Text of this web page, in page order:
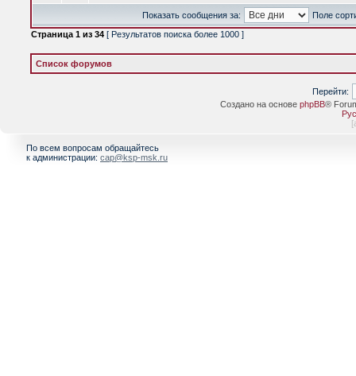
Показать сообщения за:
Поле
Страница 1 из 34 [ Результатов поиска более 1000 ]
Список форумов
Перейти:
Создано на основе phpBB®
[
По всем вопросам обращайтесь
к администрации: cap@ksp-msk.ru